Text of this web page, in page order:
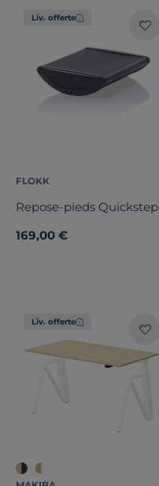
Liv. offerte
FLOKK
Repose-pieds Quickstep
169,00 €
Liv. offerte